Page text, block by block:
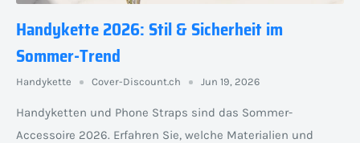
Handykette 2026: Stil & Sicherheit im
Sommer-Trend
Handykette Cover-Discount.ch Jun 19, 2026
Handyketten und Phone Straps sind das Sommer-
Accessoire 2026. Erfahren Sie, welche Materialien und